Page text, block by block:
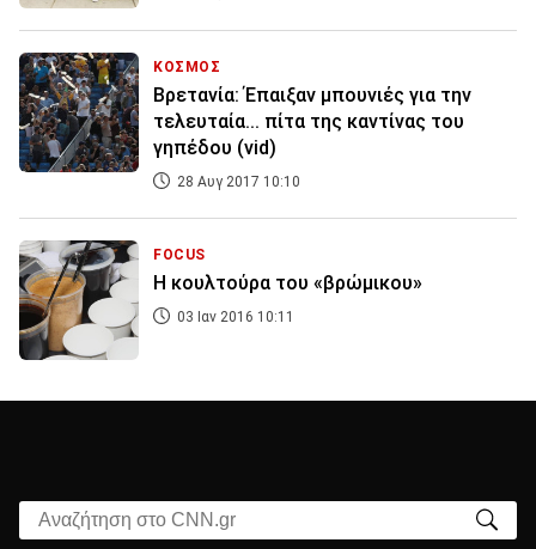
ΚΟΣΜΟΣ
Βρετανία: Έπαιξαν μπουνιές για την
τελευταία... πίτα της καντίνας του
γηπέδου (vid)
28 Αυγ 2017 10:10
FOCUS
Η κουλτούρα του «βρώμικου»
03 Ιαν 2016 10:11
Αναζήτηση στο CNN.gr